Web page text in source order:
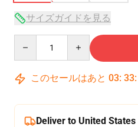
サイズガイドを見る
このセールはあと 03: 33:
Deliver to United States